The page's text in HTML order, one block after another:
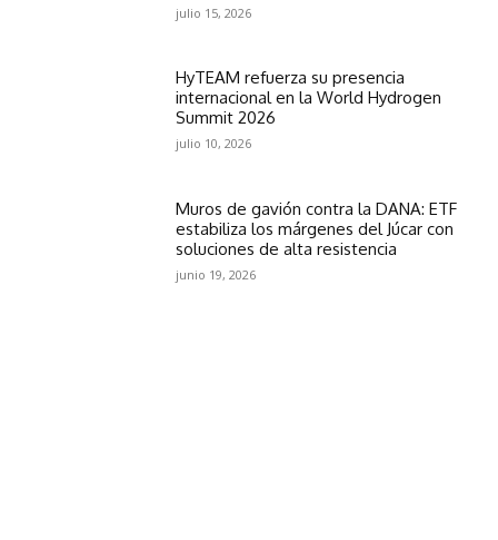
julio 15, 2026
HyTEAM refuerza su presencia
internacional en la World Hydrogen
Summit 2026
julio 10, 2026
Muros de gavión contra la DANA: ETF
estabiliza los márgenes del Júcar con
soluciones de alta resistencia
junio 19, 2026